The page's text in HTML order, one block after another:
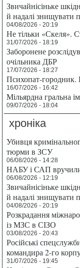
Звичайнісіньке
й надалі знищувати
04/08/2026 - 20:19
Не тільки «Скеля».
31/07/2026 - 18:19
Заборонене
очільника ДБР
17/07/2026 - 18:27
Психопат-городник.
16/07/2026 - 16:42
Мільярдна гральна
09/07/2026 - 18:04
хроніка
Убивця
тюрми в ЗСУ
06/08/2026 - 14:28
НАБУ і САП
06/08/2026 - 12:19
Звичайнісіньке
й надалі знищувати
04/08/2026 - 20:19
Розкрадання
із МЗС в СІЗО
03/08/2026 - 20:43
Російські
командира 2-го
31/07/2026 - 19:45